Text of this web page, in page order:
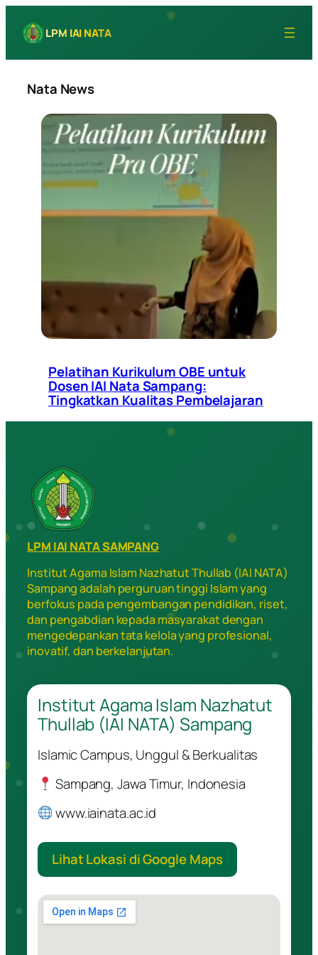
konten
LPM IAI NATA
Nata News
Pelatihan Kurikulum OBE untuk
Dosen IAI Nata Sampang:
Tingkatkan Kualitas Pembelajaran
LPM IAI NATA SAMPANG
Institut Agama Islam Nazhatut Thullab (IAI NATA)
Sampang adalah perguruan tinggi Islam yang
berfokus pada pengembangan pendidikan, riset,
dan pengabdian kepada masyarakat dengan
mengedepankan tata kelola yang profesional,
inovatif, dan berkelanjutan.
Institut Agama Islam Nazhatut
Thullab (IAI NATA) Sampang
Islamic Campus, Unggul & Berkualitas
Sampang, Jawa Timur, Indonesia
www.iainata.ac.id
Lihat Lokasi di Google Maps